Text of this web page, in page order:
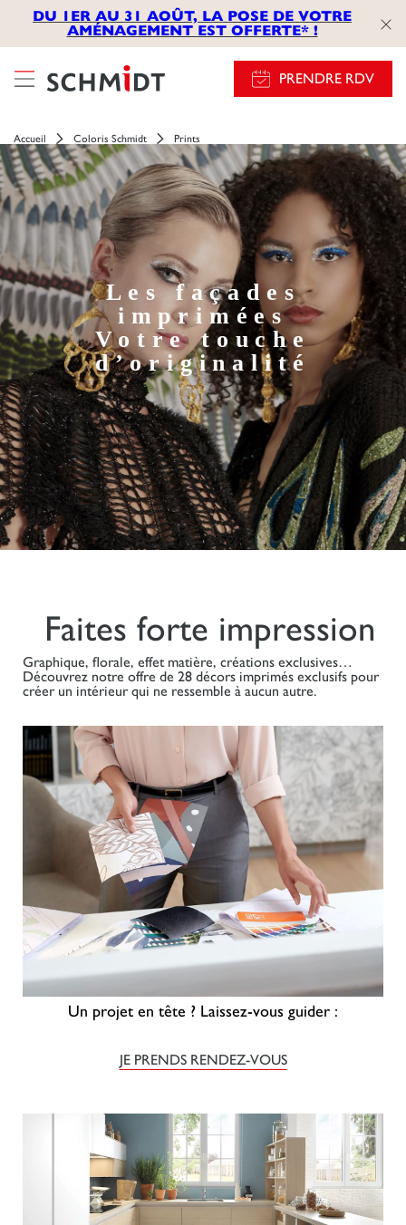
DU 1ER AU 31 AOÛT, LA POSE DE VOTRE
AMÉNAGEMENT EST OFFERTE* !
PRENDRE RDV
Accueil Coloris Schmidt Prints
Les façades
imprimées
Votre touche
d’originalité
Faites forte impression
Graphique, florale, effet matière, créations exclusives…
Découvrez notre offre de 28 décors imprimés exclusifs pour
créer un intérieur qui ne ressemble à aucun autre.
Un projet en tête ? Laissez-vous guider :
JE PRENDS RENDEZ-VOUS